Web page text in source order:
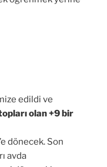
edildi ve
olan +9 bir
dönecek. Son
avda